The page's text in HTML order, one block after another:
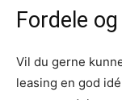
Fordele
Vil du gerne
leasing en god